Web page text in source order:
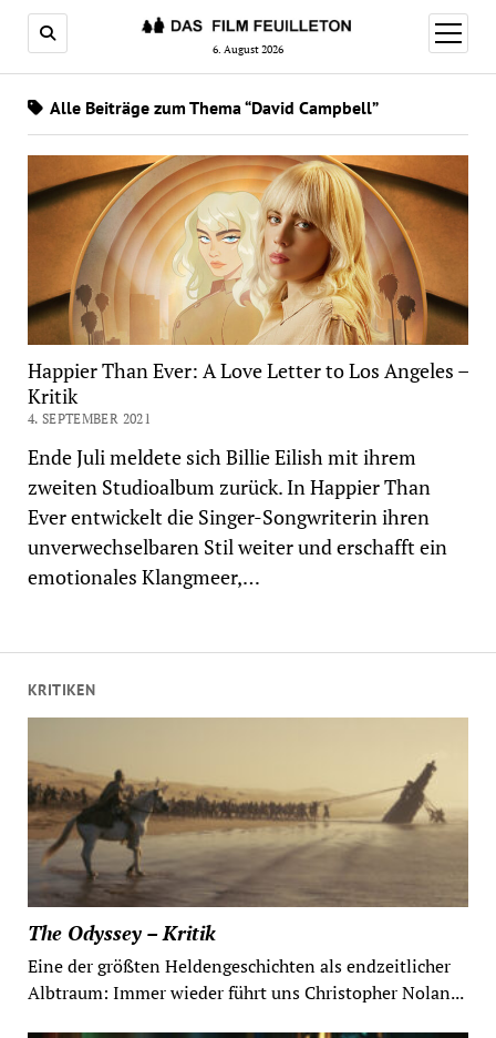
6. August 2026
Menü
öffnen
KRITIKEN
The Odyssey – Kritik
Eine der größten Heldengeschichten als endzeitlicher
Albtraum: Immer wieder führt uns Christopher Nolan...
Alle Beiträge zum Thema “David Campbell”
Happier Than Ever: A Love Letter to Los Angeles –
Kritik
4. SEPTEMBER 2021
Ende Juli meldete sich Billie Eilish mit ihrem
zweiten Studioalbum zurück. In Happier Than
Ever entwickelt die Singer-Songwriterin ihren
unverwechselbaren Stil weiter und erschafft ein
emotionales Klangmeer,…